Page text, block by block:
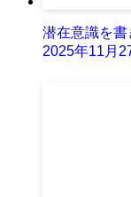
潜在意識を
2025年11月